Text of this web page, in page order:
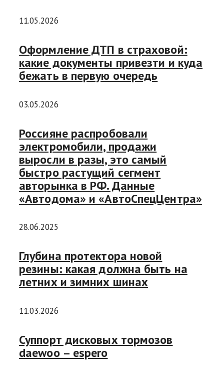
11.05.2026
Оформление ДТП в страховой:
какие документы привезти и куда
бежать в первую очередь
03.05.2026
Россияне распробовали
электромобили, продажи
выросли в разы, это самый
быстро растущий сегмент
авторынка в РФ. Данные
«Автодома» и «АвтоСпецЦентра»
28.06.2025
Глубина протектора новой
резины: какая должна быть на
летних и зимних шинах
11.03.2026
Суппорт дисковых тормозов
daewoo – espero